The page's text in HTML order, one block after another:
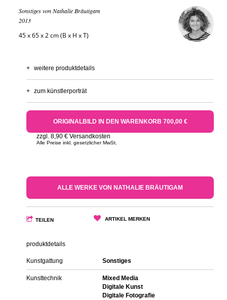
Sonstiges von Nathalie Bräutigam
2013
45 x 65 x 2 cm (B x H x T)
+ weitere produktdetails
+ zum künstlerporträt
ORIGINALBILD IN DEN WARENKORB 700,00 €
zzgl. 8,90 € Versandkosten
Alle Preise inkl. gesetzlicher MwSt.
ALLE WERKE VON NATHALIE BRÄUTIGAM
TEILEN ARTIKEL MERKEN
produktdetails
Kunstgattung Sonstiges
Kunsttechnik
Mixed Media
Digitale Kunst
Digitale Fotografie